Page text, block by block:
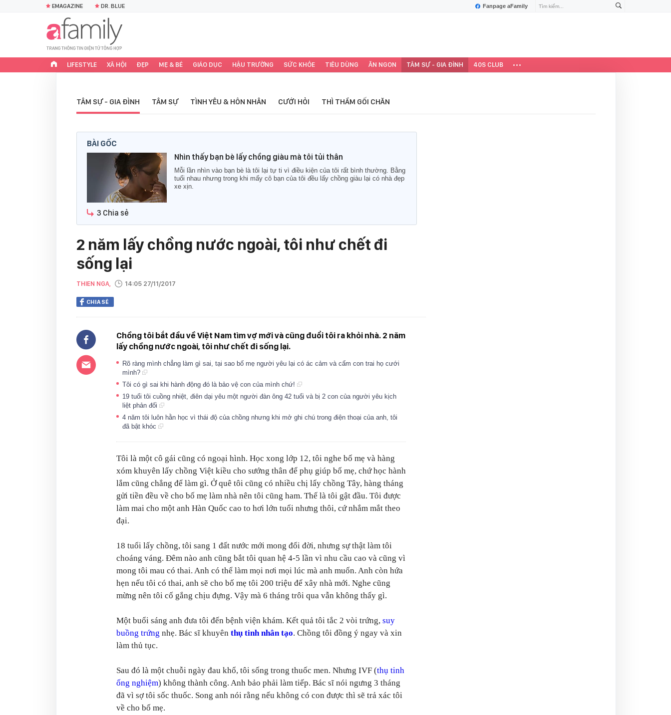
Fanpage aFamily
EMAGAZINE DR. BLUE
LIFESTYLE XÃ HỘI ĐẸP MẸ & BÉ GIÁO DỤC HẬU TRƯỜNG SỨC KHỎE TIÊU DÙNG ĂN NGON TÂM SỰ - GIA ĐÌNH 40S CLUB
TÂM SỰ - GIA ĐÌNH TÂM SỰ TÌNH YÊU & HÔN NHÂN CƯỚI HỎI THÌ THẦM GỐI CHĂN
BÀI GỐC
Nhìn thấy bạn bè lấy chồng giàu mà tôi tủi thân
Mỗi lần nhìn vào bạn bè là tôi lại tự ti vì điều kiện của tôi rất bình thường. Bằng
tuổi nhau nhưng trong khi mấy cô bạn của tôi đều lấy chồng giàu lại có nhà đẹp
xe xịn.
3 Chia sẻ
2 năm lấy chồng nước ngoài, tôi như chết đi
sống lại
THIEN NGA, 14:05 27/11/2017
CHIA SẺ
Chồng tôi bắt đầu về Việt Nam tìm vợ mới và cũng đuổi tôi ra khỏi nhà. 2 năm
lấy chồng nước ngoài, tôi như chết đi sống lại.
Rõ ràng mình chẳng làm gì sai, tại sao bố mẹ người yêu lại có ác cảm và cấm con trai họ cưới
mình?
Tôi có gì sai khi hành động đó là bảo vệ con của mình chứ!
19 tuổi tôi cuồng nhiệt, điên dại yêu một người đàn ông 42 tuổi và bị 2 con của người yêu kịch
liệt phản đối
4 năm tôi luôn hằn học vì thái độ của chồng nhưng khi mở ghi chú trong điện thoại của anh, tôi
đã bật khóc
Tôi là một cô gái cũng có ngoại hình. Học xong lớp 12, tôi nghe bố mẹ và hàng
xóm khuyên lấy chồng Việt kiều cho sướng thân để phụ giúp bố mẹ, chứ học hành
lắm cũng chẳng để làm gì. Ở quê tôi cũng có nhiều chị lấy chồng Tây, hàng tháng
gửi tiền đều về cho bố mẹ làm nhà nên tôi cũng ham. Thế là tôi gật đầu. Tôi được
làm mai cho một anh Hàn Quốc cao to hơi lớn tuổi nhưng thôi, cứ nhắm mắt theo
đại.
18 tuổi lấy chồng, tôi sang 1 đất nước mới mong đổi đời, nhưng sự thật làm tôi
choáng váng. Đêm nào anh cũng bắt tôi quan hệ 4-5 lần vì nhu cầu cao và cũng vì
mong tôi mau có thai. Anh có thể làm mọi nơi mọi lúc mà anh muốn. Anh còn hứa
hẹn nếu tôi có thai, anh sẽ cho bố mẹ tôi 200 triệu để xây nhà mới. Nghe cũng
mừng nên tôi cố gắng chịu đựng. Vậy mà 6 tháng trôi qua vẫn không thấy gì.
Một buổi sáng anh đưa tôi đến bệnh viện khám. Kết quả tôi tắc 2 vòi trứng, suy
buồng trứng nhẹ. Bác sĩ khuyên thụ tinh nhân tạo. Chồng tôi đồng ý ngay và xin
làm thủ tục.
Sau đó là một chuỗi ngày đau khổ, tôi sống trong thuốc men. Nhưng IVF (thụ tinh
ống nghiệm) không thành công. Anh bảo phải làm tiếp. Bác sĩ nói ngưng 3 tháng
đã vì sợ tôi sốc thuốc. Song anh nói rằng nếu không có con được thì sẽ trả xác tôi
về cho bố mẹ.